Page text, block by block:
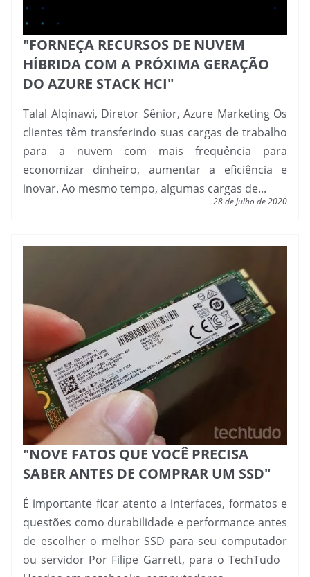
"FORNEÇA RECURSOS DE NUVEM
HÍBRIDA COM A PRÓXIMA GERAÇÃO
DO AZURE STACK HCI"
Talal Alqinawi, Diretor Sênior, Azure Marketing Os
clientes têm transferindo suas cargas de trabalho
para a nuvem com mais frequência para
economizar dinheiro, aumentar a eficiência e
inovar. Ao mesmo tempo, algumas cargas de...
28 de Julho de 2020
"NOVE FATOS QUE VOCÊ PRECISA
SABER ANTES DE COMPRAR UM SSD"
É importante ficar atento a interfaces, formatos e
questões como durabilidade e performance antes
de escolher o melhor SSD para seu computador
ou servidor Por Filipe Garrett, para o TechTudo